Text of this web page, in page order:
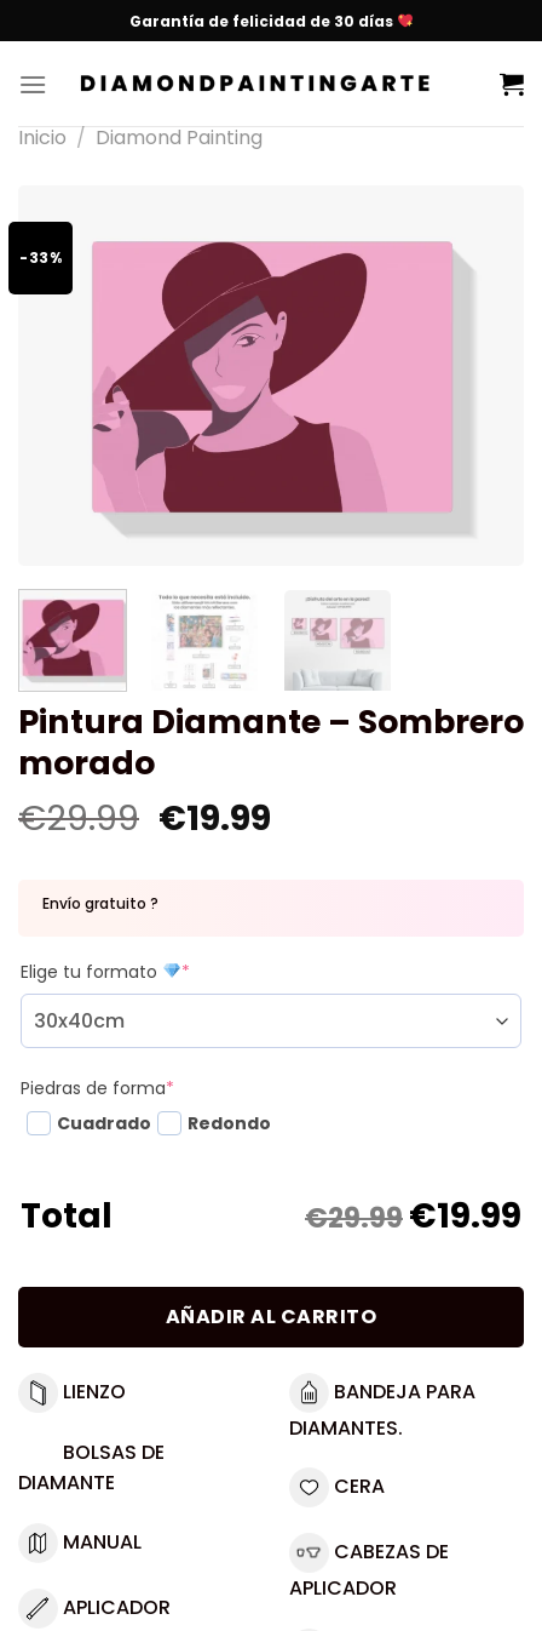
Garantía de felicidad de 30 días
Inicio / Diamond Painting
-33%
Pintura Diamante – Sombrero
morado
€29.99 €19.99
Envío gratuito ?
Elige tu formato *
Piedras de forma*
Cuadrado
Redondo
Total €29.99€19.99
AÑADIR AL CARRITO
LIENZO
BOLSAS DE
DIAMANTE
MANUAL
APLICADOR
BANDEJA PARA
DIAMANTES.
CERA
CABEZAS DE
APLICADOR